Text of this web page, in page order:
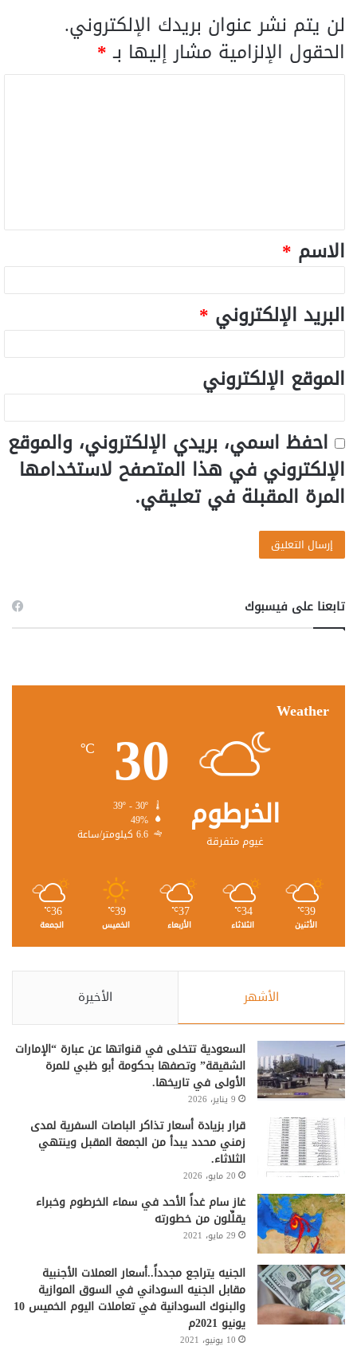
لن يتم نشر عنوان بريدك الإلكتروني.
الحقول الإلزامية مشار إليها بـ*
الاسم *
البريد الإلكتروني *
الموقع الإلكتروني
احفظ اسمي، بريدي الإلكتروني، والموقع
الإلكتروني في هذا المتصفح لاستخدامها
المرة المقبلة في تعليقي.
تابعنا على فيسبوك
Weather
الخرطوم
غيوم متفرقة
30
℃
49%
6.6 كيلومتر/ساعة
39
℃
الأثنين
34
℃
الثلاثاء
37
℃
الأربعاء
39
℃
الخميس
36
℃
الجمعة
الأشهر الأخيرة
السعودية تتخلى في قنواتها عن عبارة “الإمارات
الشقيقة” وتصفها بحكومة أبو ظبي للمرة
الأولى في تاريخها.
9 يناير، 2026
قرار بزيادة أسعار تذاكر الباصات السفرية لمدى
زمني محدد يبدأ من الجمعة المقبل وينتهي
الثلاثاء.
20 مايو، 2026
غاز سام غداً الأحد في سماء الخرطوم وخبراء
يقلِّلون من خطورته
29 مايو، 2021
الجنيه يتراجع مجدداً..أسعار العملات الأجنبية
مقابل الجنيه السوداني في السوق الموازية
والبنوك السودانية في تعاملات اليوم الخميس 10
يونيو 2021م
10 يونيو، 2021